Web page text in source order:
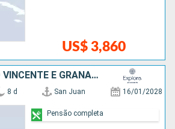
US$ 3,860
PORTO RICO, SÃO VINCENTE E GRANADINAS, SANTA LUCIA, BARBADOS, ANTIGUA E BARBUDA
8 d San Juan 16/01/2028
Pensão completa